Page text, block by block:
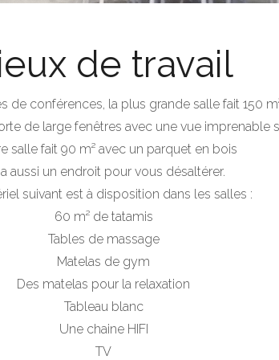
de travail
de conférences, la plus grande salle fait 150
de large fenêtres avec une vue imprenable
salle fait 90 m² avec un parquet en bois
aussi un endroit pour vous désaltérer.
suivant est à disposition dans les salles :
60 m² de tatamis
Tables de massage
Matelas de gym
Des matelas pour la relaxation
Tableau blanc
Une chaine HIFI
TV